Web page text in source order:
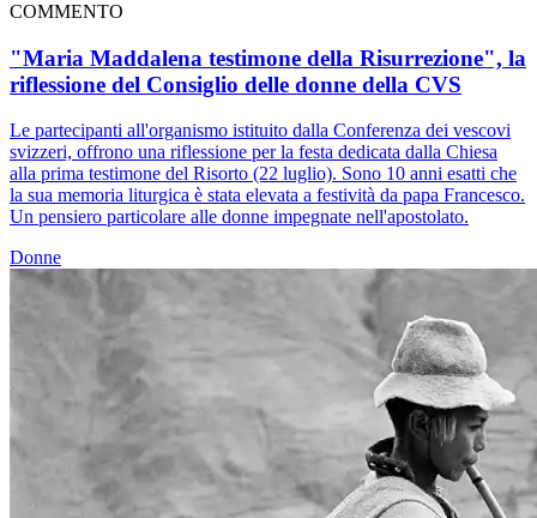
COMMENTO
"Maria Maddalena testimone della Risurrezione", la
riflessione del Consiglio delle donne della CVS
Le partecipanti all'organismo istituito dalla Conferenza dei vescovi
svizzeri, offrono una riflessione per la festa dedicata dalla Chiesa
alla prima testimone del Risorto (22 luglio). Sono 10 anni esatti che
la sua memoria liturgica è stata elevata a festività da papa Francesco.
Un pensiero particolare alle donne impegnate nell'apostolato.
Donne